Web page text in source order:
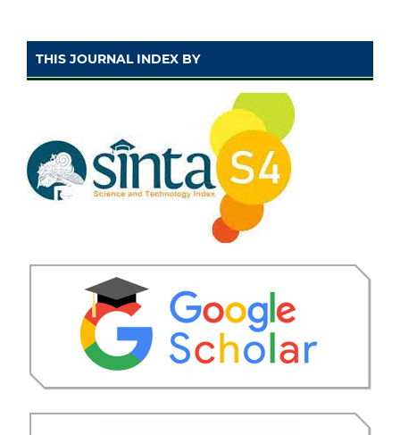
THIS JOURNAL INDEX BY